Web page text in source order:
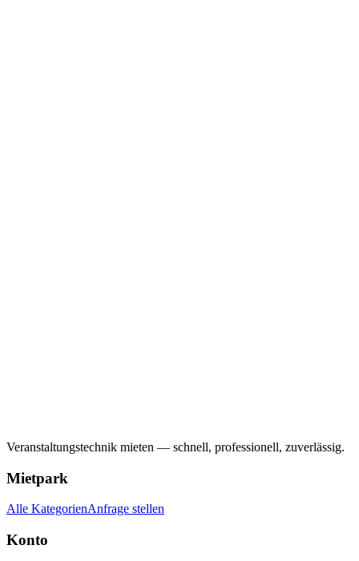
Veranstaltungstechnik mieten — schnell, professionell, zuverlässig.
Mietpark
Alle KategorienAnfrage stellen
Konto